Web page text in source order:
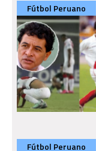
Fútbol Peruano
Fútbol Peruano